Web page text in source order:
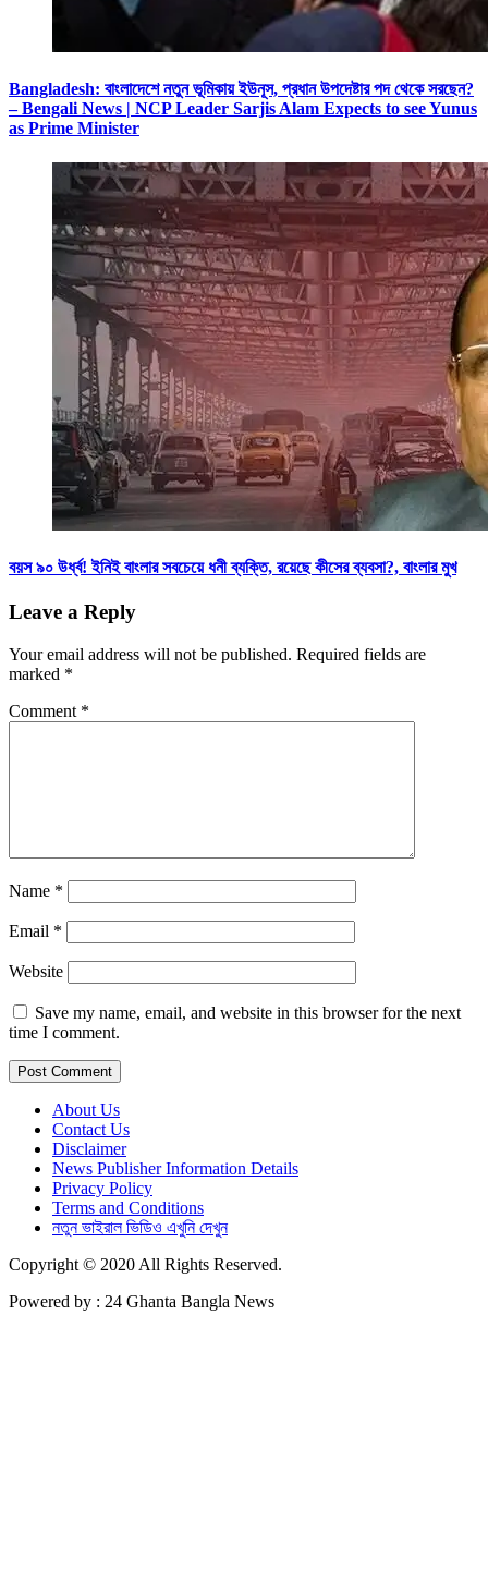
Bangladesh: বাংলাদেশে নতুন ভূমিকায় ইউনূস, প্রধান উপদেষ্টার পদ থেকে সরছেন?
– Bengali News | NCP Leader Sarjis Alam Expects to see Yunus
as Prime Minister
বয়স ৯০ উর্ধ্ব! ইনিই বাংলার সবচেয়ে ধনী ব্যক্তি, রয়েছে কীসের ব্যবসা?, বাংলার মুখ
Leave a Reply
Your email address will not be published. Required fields are
marked *
Comment *
Name *
Email *
Website
Save my name, email, and website in this browser for the next
time I comment.
About Us
Contact Us
Disclaimer
News Publisher Information Details
Privacy Policy
Terms and Conditions
নতুন ভাইরাল ভিডিও এখুনি দেখুন
Copyright © 2020 All Rights Reserved.
Powered by : 24 Ghanta Bangla News